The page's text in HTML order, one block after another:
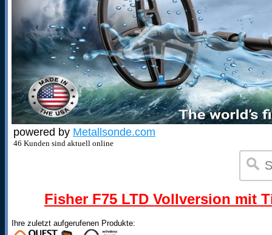
powered by Metallsonde.com
46 Kunden sind aktuell online
Fisher F75 LTD Vollversion mit
Ihre zuletzt aufgerufenen Produkte: